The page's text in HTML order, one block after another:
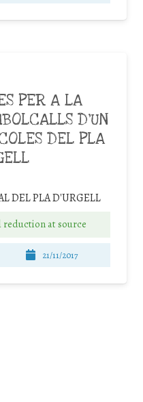
PER A LA
D’UN
DEL PLA
DEL PLA D'URGELL
reduction at source
21/11/2017